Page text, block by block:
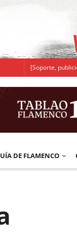
[Soporte,
DE FLAMENCO